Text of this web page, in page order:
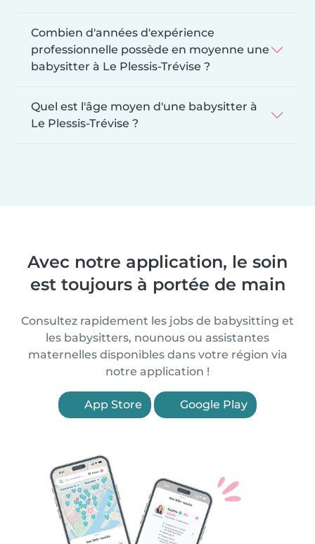
Combien d'années d'expérience
professionnelle possède en moyenne une
babysitter à Le Plessis-Trévise ?
Quel est l'âge moyen d'une babysitter à
Le Plessis-Trévise ?
Avec notre application, le soin
est toujours à portée de main
Consultez rapidement les jobs de babysitting et
les babysitters, nounous ou assistantes
maternelles disponibles dans votre région via
notre application !
App Store Google Play